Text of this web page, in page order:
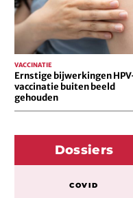
gehouden
Ernstige bijwerkingen
vaccinatie buiten beeld
gehouden
VACCINATIE
Dossiers
COVID